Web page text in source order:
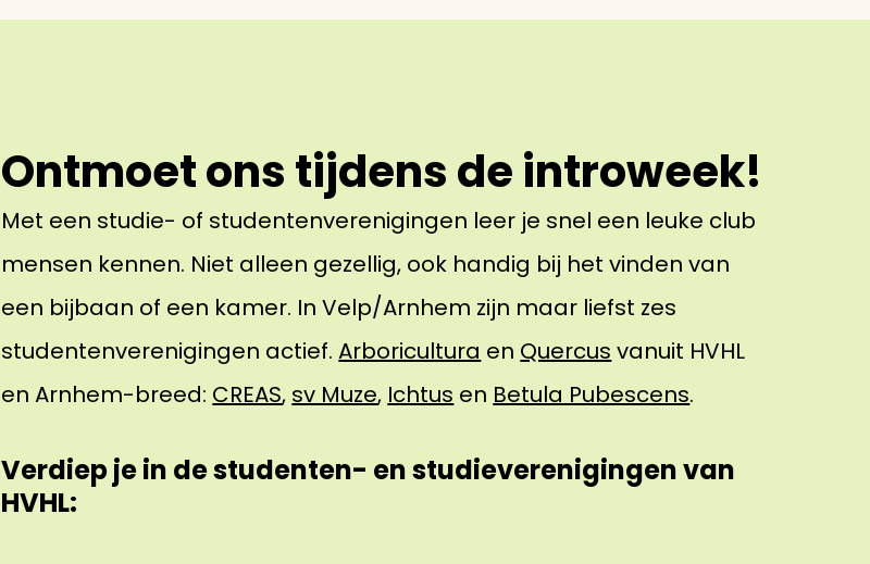
Ontmoet ons tijdens de introweek!
Met een studie- of studentenverenigingen leer je snel een leuke club
mensen kennen. Niet alleen gezellig, ook handig bij het vinden van
een bijbaan of een kamer. In Velp/Arnhem zijn maar liefst zes
studentenverenigingen actief.Arboricultura en Quercus vanuit HVHL
en Arnhem-breed: CREAS, sv Muze, Ichtus en Betula Pubescens.
Verdiep je in de studenten- en studieverenigingen van
HVHL: